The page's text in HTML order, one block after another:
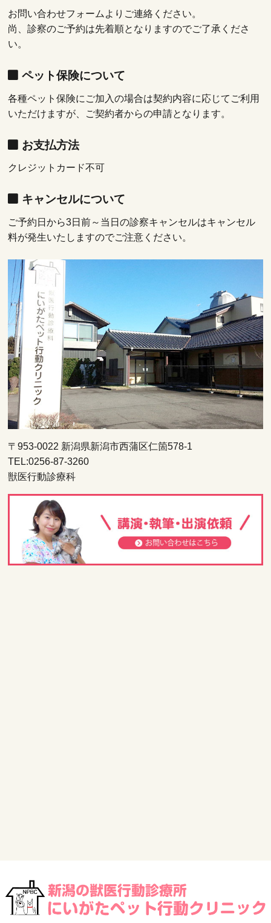
お問い合わせフォームよりご連絡ください。
尚、診察のご予約は先着順となりますのでご了承くださ
い。
ペット保険について
各種ペット保険にご加入の場合は契約内容に応じてご利用
いただけますが、ご契約者からの申請となります。
お支払方法
クレジットカード不可
キャンセルについて
ご予約日から3日前～当日の診察キャンセルはキャンセル
料が発生いたしますのでご注意ください。
〒953-0022 新潟県新潟市西蒲区仁箇578-1
TEL:0256-87-3260
獣医行動診療科